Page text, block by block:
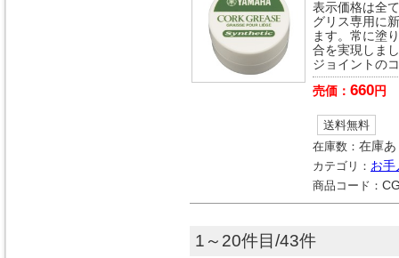
表示価格は全
グリス専用に
ます。常に塗
合を実現しま
ジョイントの
売価： 660 円
送料無料
在庫数： 在庫あ
カテゴリ： お手
商品コード：
1～20件目/43件